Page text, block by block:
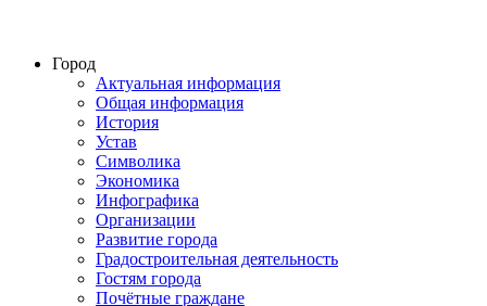
Город
Актуальная информация
Общая информация
История
Устав
Символика
Экономика
Инфографика
Организации
Развитие города
Градостроительная деятельность
Гостям города
Почётные граждане